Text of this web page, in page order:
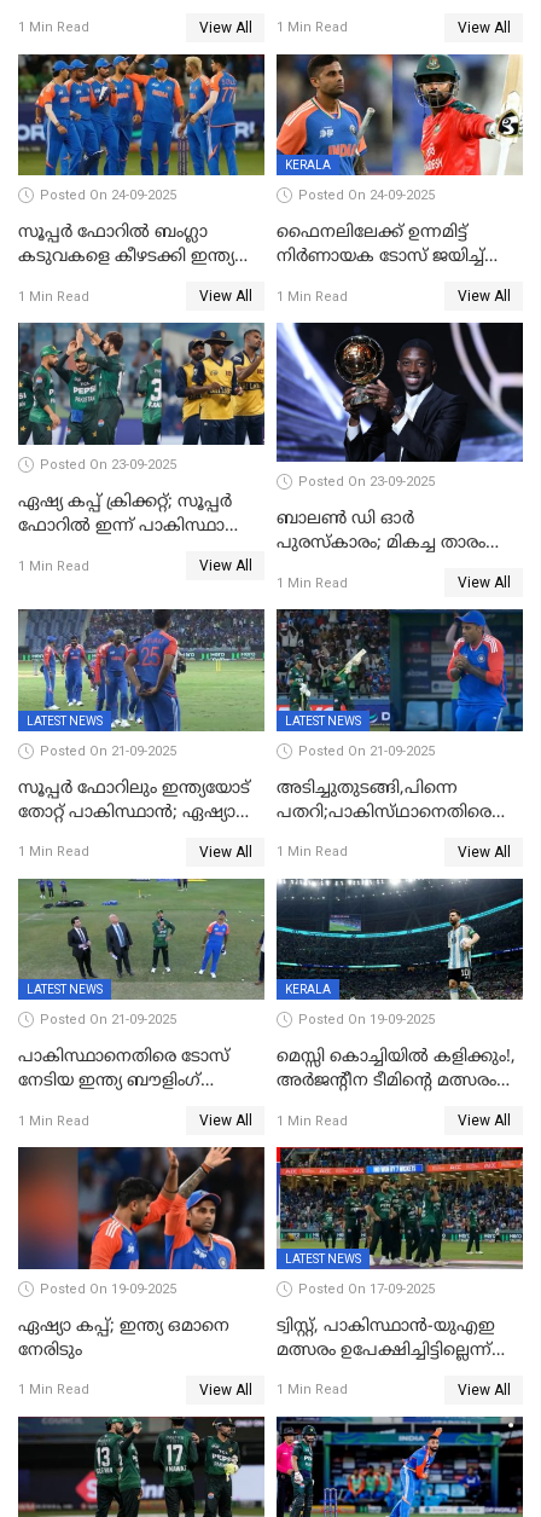
1 Min Read View All
തോൽപിച്ച് പാകിസ്ഥാൻ
1 Min Read View All
Posted On 24-09-2025
സൂപ്പർ ഫോറിൽ ബംഗ്ലാ
കടുവകളെ കീഴടക്കി ഇന്ത്യ
1 Min Read View All
KERALA
Posted On 24-09-2025
ഫൈനലിലേക്ക് ഉന്നമിട്ട്
നിര്‍ണായക ടോസ് ജയിച്ച്
ഇന്ത്യയ്ക്ക് ബാറ്റിംഗ്
1 Min Read View All
Posted On 23-09-2025
ഏഷ്യ കപ്പ് ക്രിക്കറ്റ്; സൂപ്പര്‍
ഫോറിൽ ഇന്ന് പാകിസ്ഥാനും
1 Min Read View All
Posted On 23-09-2025
ബാലണ്‍ ഡി ഓര്‍
പുരസ്‌കാരം; മികച്ച താരം
1 Min Read View All
LATEST NEWS
Posted On 21-09-2025
സൂപ്പർ ഫോറിലും ഇന്ത്യയോട്
തോറ്റ് പാകിസ്ഥാൻ; ഏഷ്യാ
ഇന്ത്യ, അഭിഷേക് ശർമ്മയ്ക്ക്
അർദ്ധ സെഞ്ച്വറി
1 Min Read View All
LATEST NEWS
Posted On 21-09-2025
അടിച്ചുതുടങ്ങി,പിന്നെ
പതറി;പാകിസ്‌ഥാനെതിരെ
വിജയലക്ഷ്യം
1 Min Read View All
LATEST NEWS
Posted On 21-09-2025
പാകിസ്ഥാനെതിരെ ടോസ്
നേടിയ ഇന്ത്യ ബൗളിംഗ്
1 Min Read View All
KERALA
Posted On 19-09-2025
മെസ്സി കൊച്ചിയിൽ കളിക്കും!,
അർജന്റീന ടീമിന്റെ മത്സരം
നടത്താൻ ആലോചന
1 Min Read View All
Posted On 19-09-2025
ഏഷ്യാ കപ്പ്; ഇന്ത്യ ഒമാനെ
നേരിടും
1 Min Read View All
LATEST NEWS
Posted On 17-09-2025
ട്വിസ്റ്റ്, പാകിസ്ഥാൻ-യുഎഇ
മത്സരം ഉപേക്ഷിച്ചിട്ടില്ലെന്ന്
വൈകും; പാക് ടീം ഹോട്ടലിൽ
നിന്ന് ഇറങ്ങിയതായി റിപ്പോർട്ട്
1 Min Read View All